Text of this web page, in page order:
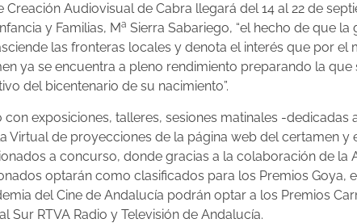
Creación Audiovisual de Cabra llegará del 14 al 22 de
y Familias, Ma Sierra Sabariego, “el hecho de que
las fronteras locales y denota el interés que por
ya se encuentra a pleno rendimiento preparando la que
del bicentenario de su nacimiento”.
exposiciones, talleres, sesiones matinales -
Virtual de proyecciones de la página web del certamen y
a concurso, donde gracias a la colaboración de la
optarán como clasificados para los Premios
del Cine de Andalucía podrán optar a los Premios
Sur RTVA Radio y Televisión de Andalucía.